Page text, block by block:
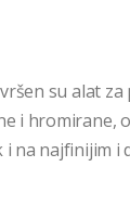
su alat za
i hromirane,
na najfinijim i